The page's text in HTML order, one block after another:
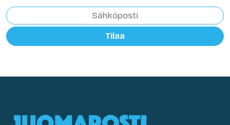
Tilaa